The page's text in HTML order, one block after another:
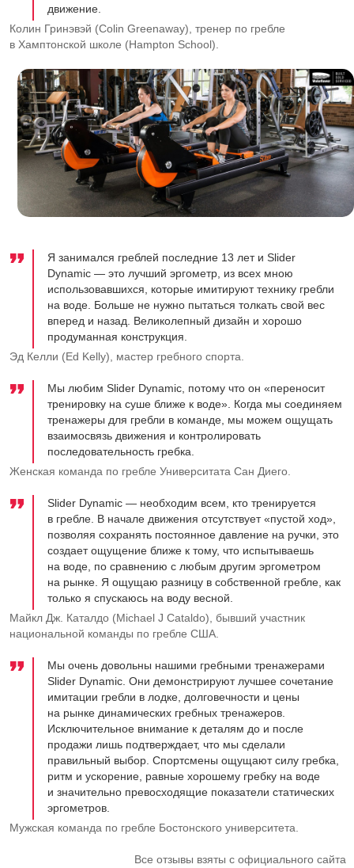
движение.
Колин Гринэвэй (Colin Greenaway), тренер по гребле
в Хамптонской школе (Hampton School).
Я занимался греблей последние 13 лет и Slider
Dynamic — это лучший эргометр, из всех мною
использовавшихся, которые имитируют технику гребли
на воде. Больше не нужно пытаться толкать свой вес
вперед и назад. Великолепный дизайн и хорошо
продуманная конструкция.
Эд Келли (Ed Kelly), мастер гребного спорта.
Мы любим Slider Dynamic, потому что он «переносит
тренировку на суше ближе к воде». Когда мы соединяем
тренажеры для гребли в команде, мы можем ощущать
взаимосвязь движения и контролировать
последовательность гребка.
Женская команда по гребле Университата Сан Диего.
Slider Dynamic — необходим всем, кто тренируется
в гребле. В начале движения отсутствует «пустой ход»,
позволяя сохранять постоянное давление на ручки, это
создает ощущение ближе к тому, что испытываешь
на воде, по сравнению с любым другим эргометром
на рынке. Я ощущаю разницу в собственной гребле, как
только я спускаюсь на воду весной.
Майкл Дж. Каталдо (Michael J Cataldo), бывший участник
национальной команды по гребле США.
Мы очень довольны нашими гребными тренажерами
Slider Dynamic. Они демонстрируют лучшее сочетание
имитации гребли в лодке, долговечности и цены
на рынке динамических гребных тренажеров.
Исключительное внимание к деталям до и после
продажи лишь подтверждает, что мы сделали
правильный выбор. Спортсмены ощущают силу гребка,
ритм и ускорение, равные хорошему гребку на воде
и значительно превосходящие показатели статических
эргометров.
Мужская команда по гребле Бостонского университета.
Все отзывы взяты с официального сайта